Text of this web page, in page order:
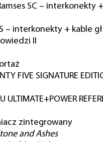
SC – interkonekty
– interkonekty + kable
II
FIVE SIGNATURE
zintegrowany
and Ashes